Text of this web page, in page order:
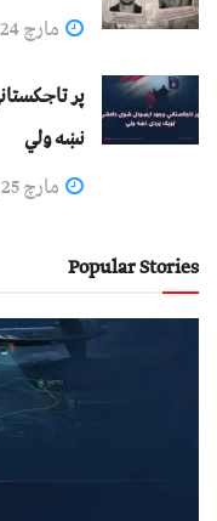
مارچ 24, 2024
پر
نښه ولي
مارچ 25, 2024
Popular Stories